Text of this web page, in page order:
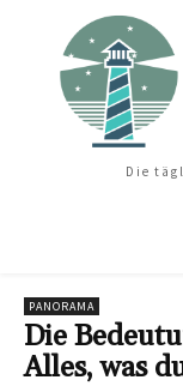
Die
PANORAMA
Die
Alles, was